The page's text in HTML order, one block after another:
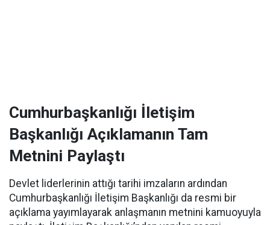
Cumhurbaşkanlığı İletişim
Başkanlığı Açıklamanın Tam
Metnini Paylaştı
Devlet liderlerinin attığı tarihi imzaların ardından
Cumhurbaşkanlığı İletişim Başkanlığı da resmi bir
açıklama yayımlayarak anlaşmanın metnini kamuoyuyla